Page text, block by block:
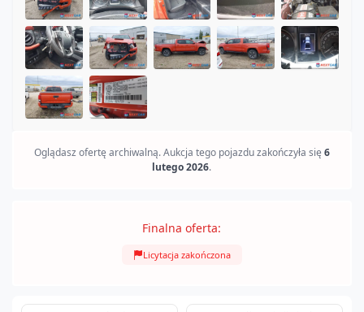
Oglądasz ofertę archiwalną. Aukcja tego pojazdu zakończyła się 6
lutego 2026.
Finalna oferta:
Licytacja zakończona